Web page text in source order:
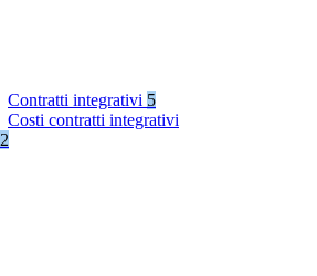
Contratti integrativi 5
Costi contratti integrativi
2